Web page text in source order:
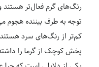
رنگ‌های گرم فعال‌تر
توجه به طرف بیننده هجوم
کم‌تر از رنگ‌های سرد
پخش کوچک از گرما را